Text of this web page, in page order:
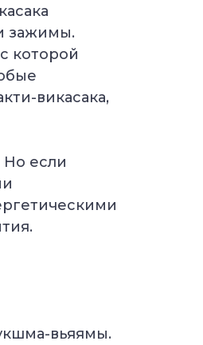
зажимы.
которой
викасака,
если
вьяямы.